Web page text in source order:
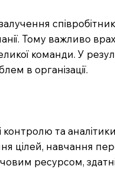
Тому важливо
команди. У
в організації.
та
цілей, навчання
ресурсом,